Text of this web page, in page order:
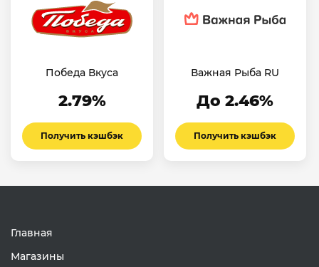
Победа Вкуса
2.79%
Получить кэшбэк
Важная Рыба RU
До 2.46%
Получить кэшбэк
Главная
Магазины